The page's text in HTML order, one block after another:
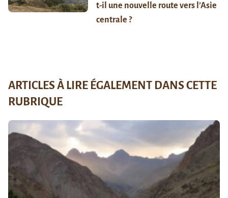
t-il une nouvelle route vers l’Asie
centrale ?
ARTICLES À LIRE ÉGALEMENT DANS CETTE
RUBRIQUE